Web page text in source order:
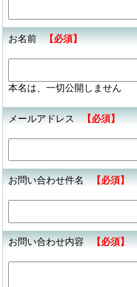
お名前 【必須】
本名は、一切公開しません
メールアドレス 【必須】
お問い合わせ件名 【必須】
お問い合わせ内容 【必須】